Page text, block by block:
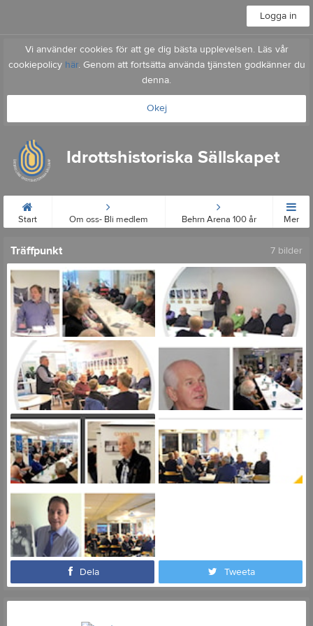
Logga in
Vi använder cookies för att ge dig bästa upplevelsen. Läs vår
cookiepolicy här. Genom att fortsätta använda tjänsten godkänner du
denna.
Okej
Idrottshistoriska Sällskapet
Start Om oss- Bli medlem Behrn Arena 100 år Mer
Träffpunkt 7 bilder
Dela Tweeta